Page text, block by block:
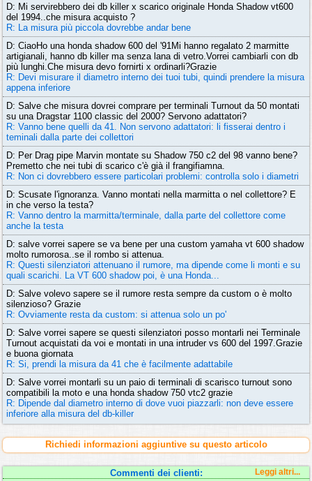
D: Mi servirebbero dei db killer x scarico originale Honda Shadow vt600
del 1994..che misura acquisto ?
R: La misura più piccola dovrebbe andar bene
D: CiaoHo una honda shadow 600 del '91Mi hanno regalato 2 marmitte
artigianali, hanno db killer ma senza lana di vetro.Vorrei cambiarli con db
più lunghi.Che misura devo fornirti x ordinarli?Grazie
R: Devi misurare il diametro interno dei tuoi tubi, quindi prendere la misura
appena inferiore
D: Salve che misura dovrei comprare per terminali Turnout da 50 montati
su una Dragstar 1100 classic del 2000? Servono adattatori?
R: Vanno bene quelli da 41. Non servono adattatori: li fisserai dentro i
teminali dalla parte dei collettori
D: Per Drag pipe Marvin montate su Shadow 750 c2 del 98 vanno bene?
Premetto che nei tubi di scarico c'è già il frangifiamna.
R: Non ci dovrebbero essere particolari problemi: controlla solo i diametri
D: Scusate l'ignoranza. Vanno montati nella marmitta o nel collettore? E
in che verso la testa?
R: Vanno dentro la marmitta/terminale, dalla parte del collettore come
anche la testa
D: salve vorrei sapere se va bene per una custom yamaha vt 600 shadow
molto rumorosa..se il rombo si attenua.
R: Questi silenziatori attenuano il rumore, ma dipende come li monti e su
quali scarichi. La VT 600 shadow poi, è una Honda...
D: Salve volevo sapere se il rumore resta sempre da custom o è molto
silenzioso? Grazie
R: Ovviamente resta da custom: si attenua solo un po'
D: Salve vorrei sapere se questi silenziatori posso montarli nei Terminale
Turnout acquistati da voi e montati in una intruder vs 600 del 1997.Grazie
e buona giornata
R: Si, prendi la misura da 41 che è facilmente adattabile
D: Salve vorrei montarli su un paio di terminali di scarisco turnout sono
compatibili la moto e una honda shadow 750 vtc2 grazie
R: Dipende dal diametro interno di dove vuoi piazzarli: non deve essere
inferiore alla misura del db-killer
Richiedi informazioni aggiuntive su questo articolo
Commenti dei clienti: Leggi altri...